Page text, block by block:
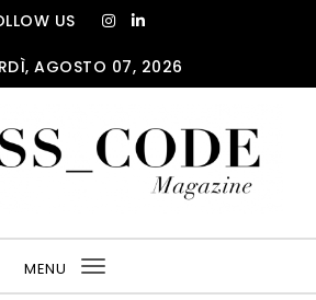
US
AGOSTO 07, 2026
MENU
Toggle